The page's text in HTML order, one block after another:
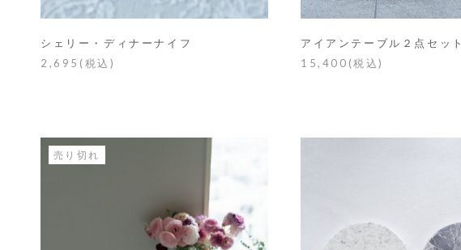
シェリー・ディナーナイフ
2,695(税込)
アイアンテーブル２点セット
15,400(税込)
売り切れ